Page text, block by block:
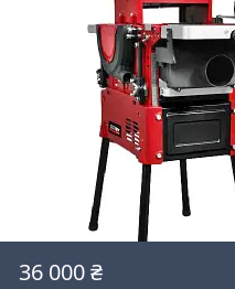
36 000 ₴